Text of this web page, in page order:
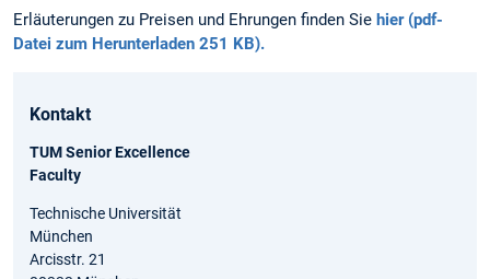
Erläuterungen zu Preisen und Ehrungen finden Sie hier (pdf-
Datei zum Herunterladen 251 KB).
Kontakt
TUM Senior Excellence
Faculty
Technische Universität
München
Arcisstr. 21